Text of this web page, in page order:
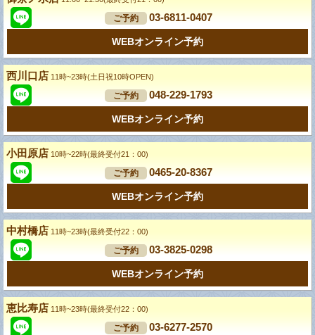
ご予約 03-6811-0407
WEBオンライン予約
西川口店 11時~23時(土日祝10時OPEN)
ご予約 048-229-1793
WEBオンライン予約
小田原店 10時~22時(最終受付21：00)
ご予約 0465-20-8367
WEBオンライン予約
中村橋店 11時~23時(最終受付22：00)
ご予約 03-3825-0298
WEBオンライン予約
恵比寿店 11時~23時(最終受付22：00)
ご予約 03-6277-2570